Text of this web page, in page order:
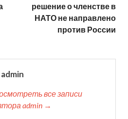
решение о членстве в
НАТО не направлено
против России
все записи
admin →